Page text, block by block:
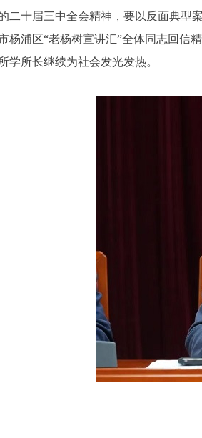
二十届三中全会精神，要以反面典型
杨浦区“老杨树宣讲汇”全体同志回信
学所长继续为社会发光发热。